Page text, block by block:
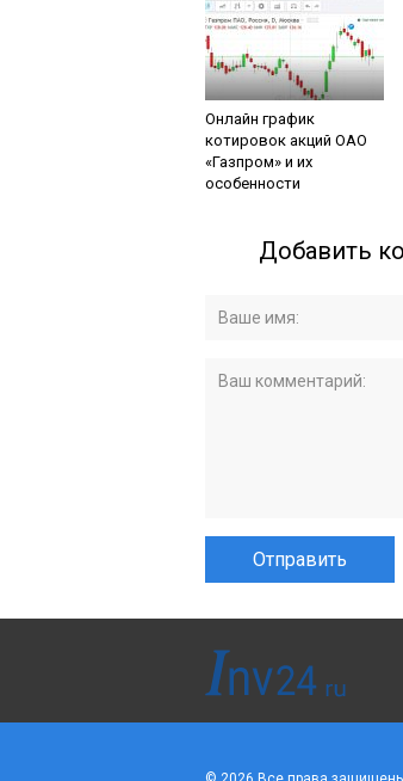
Онлайн график
котировок акций ОАО
«Газпром» и их
особенности
Добавить